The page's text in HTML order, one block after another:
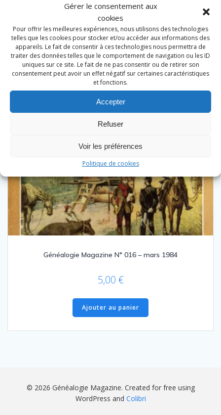
Gérer le consentement aux
cookies
Pour offrir les meilleures expériences, nous utilisons des technologies
telles que les cookies pour stocker et/ou accéder aux informations des
appareils. Le fait de consentir à ces technologies nous permettra de
traiter des données telles que le comportement de navigation ou les ID
uniques sur ce site. Le fait de ne pas consentir ou de retirer son
consentement peut avoir un effet négatif sur certaines caractéristiques
et fonctions.
Accepter
Refuser
Voir les préférences
Politique de cookies
Généalogie Magazine N° 016 – mars 1984
5,00 €
Ajouter au panier
© 2026 Généalogie Magazine. Created for free using
WordPress and Colibri